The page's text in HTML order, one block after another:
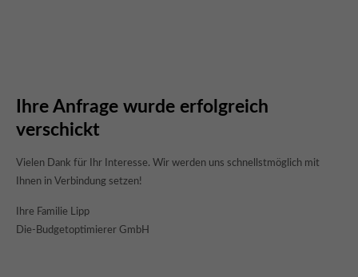
paar Stunden oder regelmäßige Veranstaltungen.
Sie arbeiten von zu Hause und benötigen für ein wichtiges Gespräch
für Ihre Bedürfnisse.
Ihre Anfrage wurde erfolgreich
verschickt
Vielen Dank für Ihr Interesse. Wir werden uns schnellstmöglich mit
Ihnen in Verbindung setzen!
Ihre Familie Lipp
Die-Budgetoptimierer GmbH